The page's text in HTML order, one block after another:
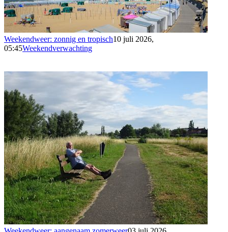
Weekendweer: zonnig en tropisch10 juli 2026,
05:45Weekendverwachting